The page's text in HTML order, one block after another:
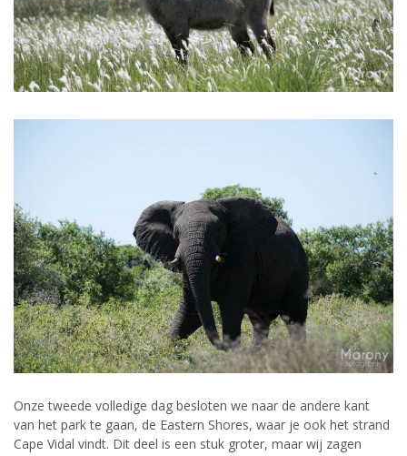
Onze tweede volledige dag besloten we naar de andere kant
van het park te gaan, de Eastern Shores, waar je ook het strand
Cape Vidal vindt. Dit deel is een stuk groter, maar wij zagen